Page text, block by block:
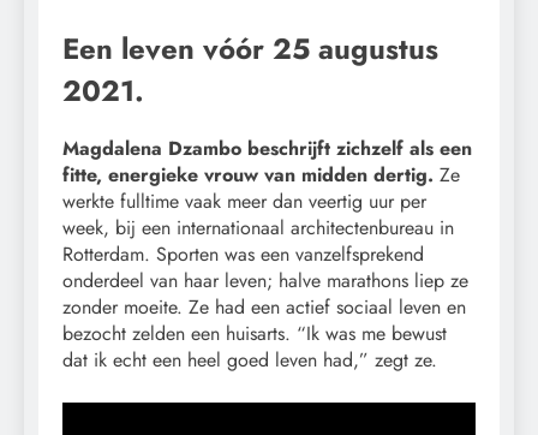
Een leven vóór 25 augustus
2021.
Magdalena Dzambo beschrijft zichzelf als een
fitte, energieke vrouw van midden dertig. Ze
werkte fulltime vaak meer dan veertig uur per
week, bij een internationaal architectenbureau in
Rotterdam. Sporten was een vanzelfsprekend
onderdeel van haar leven; halve marathons liep ze
zonder moeite. Ze had een actief sociaal leven en
bezocht zelden een huisarts. “Ik was me bewust
dat ik echt een heel goed leven had,” zegt ze.